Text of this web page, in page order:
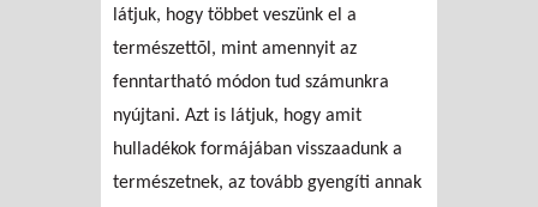
látjuk, hogy többet veszünk el a
természettõl, mint amennyit az
fenntartható módon tud számunkra
nyújtani. Azt is látjuk, hogy amit
hulladékok formájában visszaadunk a
természetnek, az tovább gyengíti annak